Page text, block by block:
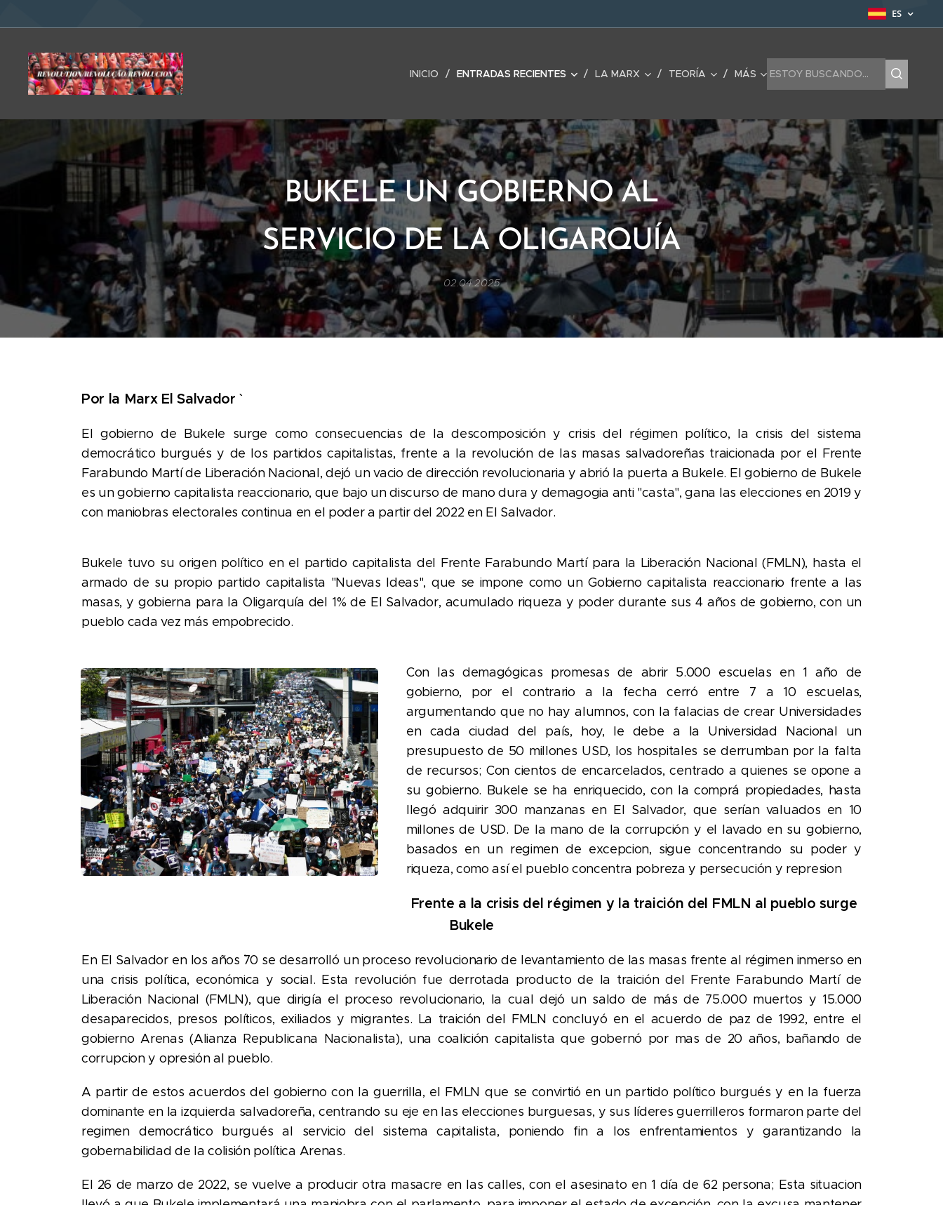
ES
INICIO ENTRADAS RECIENTES LA MARX TEORÍA MÁS
BUKELE UN GOBIERNO AL
SERVICIO DE LA OLIGARQUÍA
02.04.2025
Por la Marx El Salvador
El gobierno de Bukele surge como consecuencias de la descomposición y crisis del régimen político, la crisis del sistema
democrático burgués y de los partidos capitalistas, frente a la revolución de las masas salvadoreñas traicionada por el Frente
Farabundo Martí de Liberación Nacional, dejó un vacio de dirección revolucionaria y abrió la puerta a Bukele. El gobierno de Bukele
es un gobierno capitalista reaccionario, que bajo un discurso de mano dura y demagogia anti "casta", gana las elecciones en 2019 y
con maniobras electorales continua en el poder a partir del 2022 en El Salvador.
Bukele tuvo su origen político en el partido capitalista del Frente Farabundo Martí para la Liberación Nacional (FMLN), hasta el
armado de su propio partido capitalista "Nuevas Ideas", que se impone como un Gobierno capitalista reaccionario frente a las
masas, y gobierna para la Oligarquía del 1% de El Salvador, acumulado riqueza y poder durante sus 4 años de gobierno, con un
pueblo cada vez más empobrecido.
Con las demagógicas promesas de abrir 5.000 escuelas en 1 año de
gobierno, por el contrario a la fecha cerró entre 7 a 10 escuelas,
argumentando que no hay alumnos, con la falacias de crear Universidades
en cada ciudad del país, hoy, le debe a la Universidad Nacional un
presupuesto de 50 millones USD, los hospitales se derrumban por la falta
de recursos; Con cientos de encarcelados, centrado a quienes se opone a
su gobierno. Bukele se ha enriquecido, con la comprá propiedades, hasta
llegó adquirir 300 manzanas en El Salvador, que serían valuados en 10
millones de USD. De la mano de la corrupción y el lavado en su gobierno,
basados en un regimen de excepcion, sigue concentrando su poder y
riqueza, como así el pueblo concentra pobreza y persecución y represion
Frente a la crisis del régimen y la traición del FMLN al pueblo surge
Bukele
En El Salvador en los años `70 se desarrolló un proceso revolucionario de levantamiento de las masas frente al régimen inmerso en
una crisis política, económica y social. Esta revolución fue derrotada producto de la traición del Frente Farabundo Martí de
Liberación Nacional (FMLN), que dirigía el proceso revolucionario, la cual dejó un saldo de más de 75.000 muertos y 15.000
desaparecidos, presos políticos, exiliados y migrantes. La traición del FMLN concluyó en el acuerdo de paz de 1992, entre el
gobierno Arenas (Alianza Republicana Nacionalista), una coalición capitalista que gobernó por mas de 20 años, bañando de
corrupcion y opresión al pueblo.
A partir de estos acuerdos del gobierno con la guerrilla, el FMLN que se convirtió en un partido político burgués y en la fuerza
dominante en la izquierda salvadoreña, centrando su eje en las elecciones burguesas, y sus líderes guerrilleros formaron parte del
regimen democrático burgués al servicio del sistema capitalista, poniendo fin a los enfrentamientos y garantizando la
gobernabilidad de la colisión política Arenas.
El 26 de marzo de 2022, se vuelve a producir otra masacre en las calles, con el asesinato en 1 día de 62 persona; Esta situacion